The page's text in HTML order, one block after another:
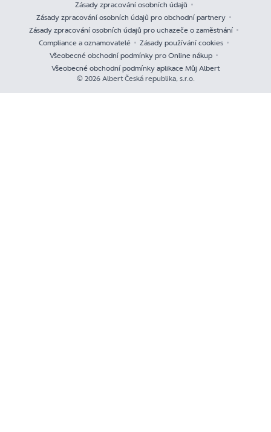
Zásady zpracování osobních údajů
Zásady zpracování osobních údajů pro obchodní partnery
Zásady zpracování osobních údajů pro uchazeče o zaměstnání
Compliance a oznamovatelé
Zásady používání cookies
Všeobecné obchodní podmínky pro Online nákup
Všeobecné obchodní podmínky aplikace Můj Albert
© 2026 Albert Česká republika, s.r.o.